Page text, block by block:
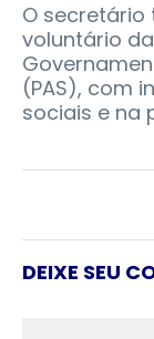
O
voluntário
(PAS), com
sociais e na
DEIXE SEU